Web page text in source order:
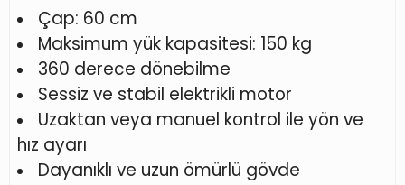
Çap: 60 cm
Maksimum yük kapasitesi: 150 kg
360 derece dönebilme
Sessiz ve stabil elektrikli motor
Uzaktan veya manuel kontrol ile yön ve
hız ayarı
Dayanıklı ve uzun ömürlü gövde